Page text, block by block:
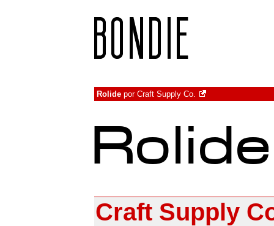
Rolide por Craft Supply Co.
Craft Supply